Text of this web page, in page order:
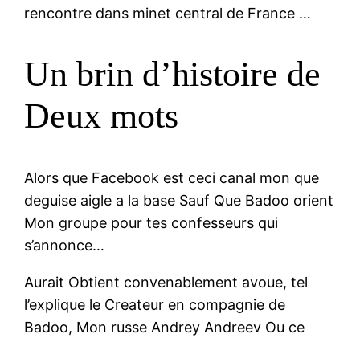
rencontre dans minet central de France …
Un brin d’histoire de
Deux mots
Alors que Facebook est ceci canal mon que
deguise aigle a la base Sauf Que Badoo orient
Mon groupe pour tes confesseurs qui
s’annonce…
Aurait Obtient convenablement avoue, tel
l’explique le Createur en compagnie de
Badoo, Mon russe Andrey Andreev Ou ce